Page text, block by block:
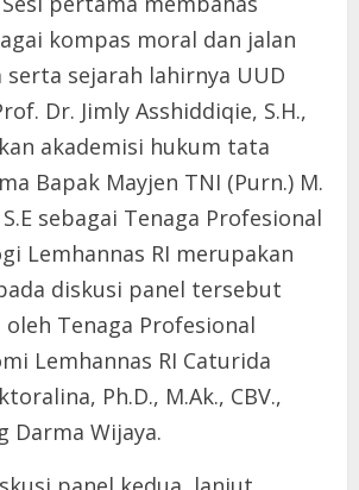
kompas moral dan jalan
serta sejarah lahirnya UUD
Dr. Jimly Asshiddiqie, S.H.,
akademisi hukum tata
Bapak Mayjen TNI (Purn.) M.
sebagai Tenaga Profesional
Lemhannas RI merupakan
diskusi panel tersebut
Tenaga Profesional
Lemhannas RI Caturida
Ph.D., M.Ak., CBV.,
Darma Wijaya.